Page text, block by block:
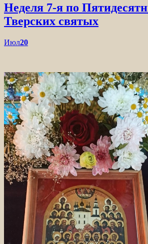
Неделя 7-я по
Тверских святых
Июл20